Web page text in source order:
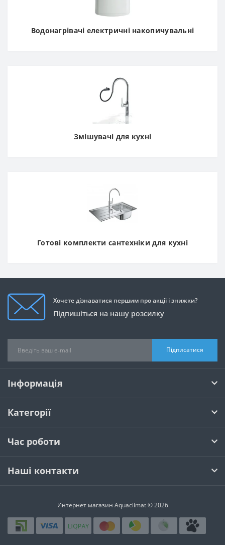
Водонагрівачі електричні накопичувальні
Змішувачі для кухні
Готові комплекти сантехніки для кухні
Хочете дізнаватися першим про акції і знижки?
Підпишіться на нашу розсилку
Підписатися
Інформація
Категорії
Час роботи
Наші контакти
Интернет магазин Aquaclimat © 2026